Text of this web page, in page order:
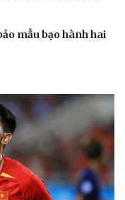
mẫu bạo hành hai